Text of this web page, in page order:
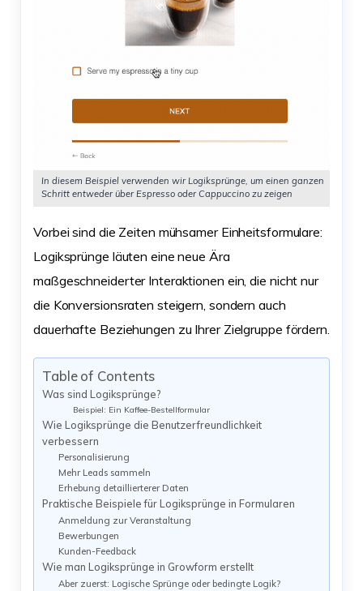
In diesem Beispiel verwenden wir Logiksprünge, um einen ganzen
Schritt entweder über Espresso oder Cappuccino zu zeigen
Vorbei sind die Zeiten mühsamer Einheitsformulare:
Logiksprünge läuten eine neue Ära
maßgeschneiderter Interaktionen ein, die nicht nur
die Konversionsraten steigern, sondern auch
dauerhafte Beziehungen zu Ihrer Zielgruppe fördern.
Table of Contents
Was sind Logiksprünge?
Beispiel: Ein Kaffee-Bestellformular
Wie Logiksprünge die Benutzerfreundlichkeit
verbessern
Personalisierung
Mehr Leads sammeln
Erhebung detaillierterer Daten
Praktische Beispiele für Logiksprünge in Formularen
Anmeldung zur Veranstaltung
Bewerbungen
Kunden-Feedback
Wie man Logiksprünge in Growform erstellt
Aber zuerst: Logische Sprünge oder bedingte Logik?